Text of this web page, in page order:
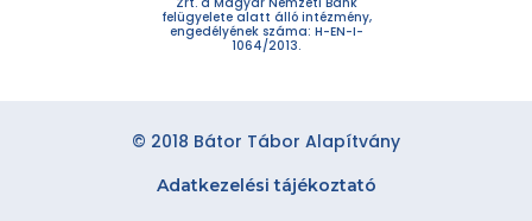
felügyelete alatt álló intézmény,
engedélyének száma: H-EN-I-
1064/2013.
© 2018 Bátor Tábor Alapítvány
Adatkezelési tájékoztató